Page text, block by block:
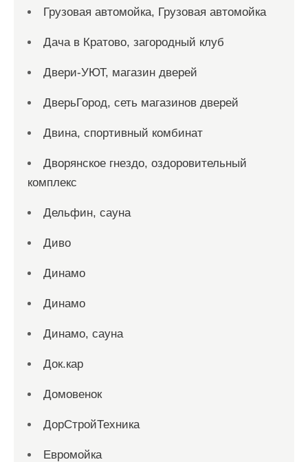
Грузовая автомойка, Грузовая автомойка
Дача в Кратово, загородный клуб
Двери-УЮТ, магазин дверей
ДверьГород, сеть магазинов дверей
Двина, спортивный комбинат
Дворянское гнездо, оздоровительный
комплекс
Дельфин, сауна
Диво
Динамо
Динамо
Динамо, сауна
Док.кар
Домовенок
ДорСтройТехника
Евромойка